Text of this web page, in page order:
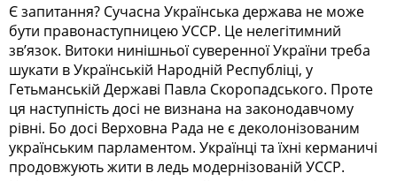
Є запитання? Сучасна Українська держава не може
бути правонаступницею УССР. Це нелегітимний
зв’язок. Витоки нинішньої суверенної України треба
шукати в Українській Народній Республіці, у
Гетьманській Державі Павла Скоропадського. Проте
ця наступність досі не визнана на законодавчому
рівні. Бо досі Верховна Рада не є деколонізованим
українським парламентом. Українці та їхні керманичі
продовжують жити в ледь модернізованій УССР.